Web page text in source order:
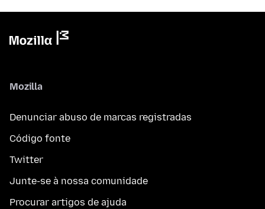
Mozilla
Denunciar abuso de marcas registradas
Código fonte
Twitter
Junte-se à nossa comunidade
Procurar artigos de ajuda